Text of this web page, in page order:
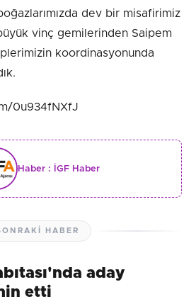
dev bir misafirimiz
vinç gemilerinden Saipem
koordinasyonunda
0u934fNXfJ
Haber : İGF Haber
HABER
aday
etti